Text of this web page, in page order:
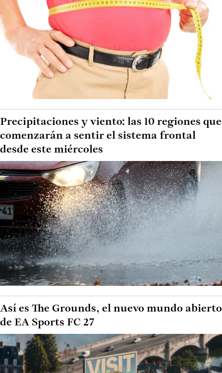
Precipitaciones y viento: las 10 regiones que
comenzarán a sentir el sistema frontal
desde este miércoles
Así es The Grounds, el nuevo mundo abierto
de EA Sports FC 27